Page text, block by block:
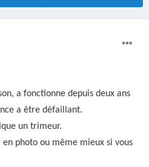
a fonctionne depuis deux ans
a être défaillant.
un trimeur.
photo ou même mieux si vous